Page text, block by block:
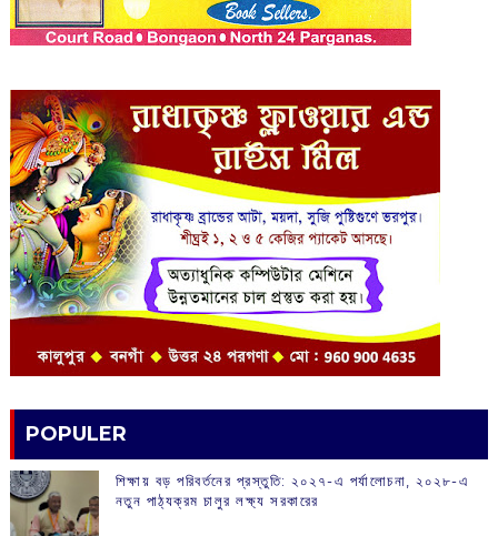
POPULER
শিক্ষায় বড় পরিবর্তনের প্রস্তুতি: ২০২৭-এ পর্যালোচনা, ২০২৮-এ
নতুন পাঠ্যক্রম চালুর লক্ষ্য সরকারের